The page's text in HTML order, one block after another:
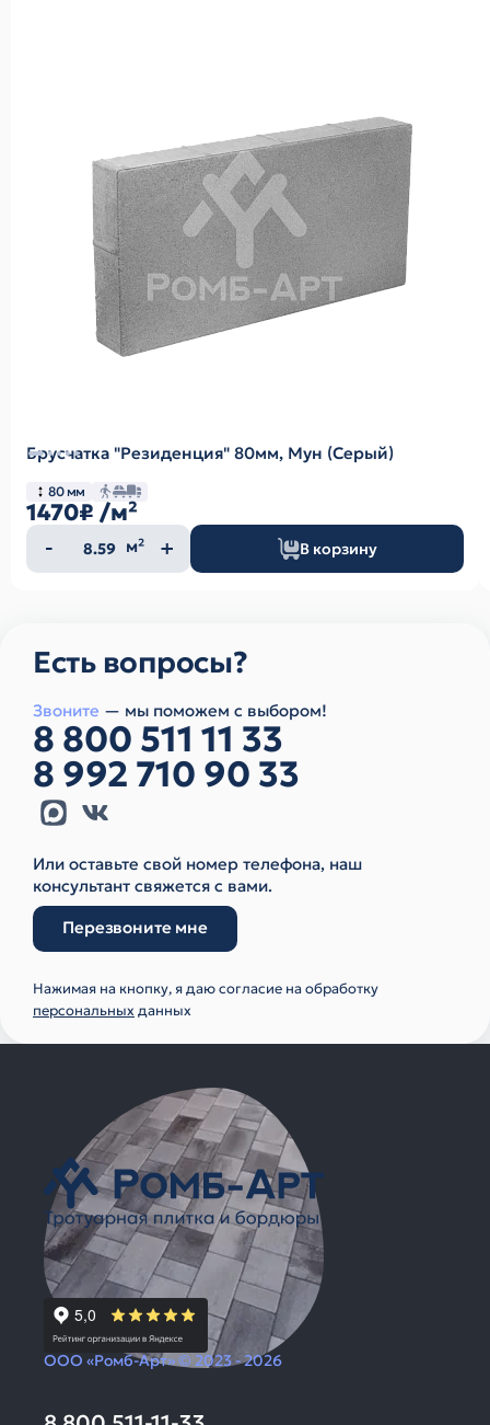
Брусчатка "Резиденция" 80мм, Мун (Серый)
80 мм
1470₽ /м²
Количество
товара
м² В корзину
Есть вопросы?
Звоните — мы поможем с выбором!
8 800 511 11 33
8 992 710 90 33
Или оставьте свой номер телефона, наш
консультант свяжется с вами.
Перезвоните мне
Нажимая на кнопку, я даю согласие на обработку
персональныхданных
ООО «Ромб-Арт» © 2023 - 2026